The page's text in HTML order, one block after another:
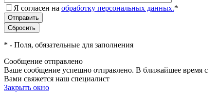
Я согласен на обработку персональных данных.*
* - Поля, обязательные для заполнения
Сообщение отправлено
Ваше сообщение успешно отправлено. В ближайшее время с
Вами свяжется наш специалист
Закрыть окно